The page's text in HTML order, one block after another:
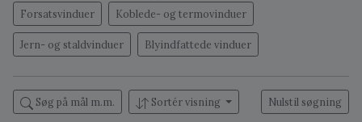
Forsatsvinduer Koblede- og termovinduer
Jern- og staldvinduer Blyindfattede vinduer
Søg på mål m.m. Sortér visning Nulstil søgning